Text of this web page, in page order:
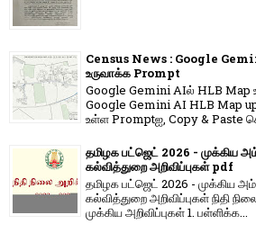
Census News : Google
உருவாக்க Prompt
Google Gemini AIல் HLB Map
Google Gemini AI HLB Map
உள்ள Promptஐ, Copy & Paste
தமிழக பட்ஜெட் 2026 - முக்கிய
கல்வித்துறை அறிவிப்புகள் pdf
தமிழக பட்ஜெட் 2026 - முக்கிய
கல்வித்துறை அறிவிப்புகள் நிதி
முக்கிய அறிவிப்புகள் 1. பள்ளிக்க...